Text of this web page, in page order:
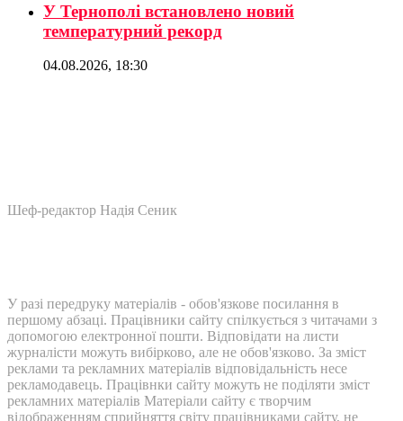
У Тернополі встановлено новий
температурний рекорд
04.08.2026, 18:30
Шеф-редактор Надія Сеник
У разі передруку матеріалів - обов'язкове посилання в
першому абзаці. Працівники сайту спілкується з читачами з
допомогою електронної пошти. Відповідати на листи
журналісти можуть вибірково, але не обов'язково. За зміст
реклами та рекламних матеріалів відповідальність несе
рекламодавець. Працівнки сайту можуть не поділяти зміст
рекламних матеріалів Матеріали сайту є творчим
відображенням сприйняття світу працівниками сайту, не